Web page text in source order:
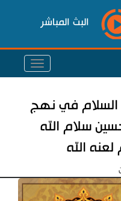
البث المباشر
السلام في نهج
سلام الله
الله